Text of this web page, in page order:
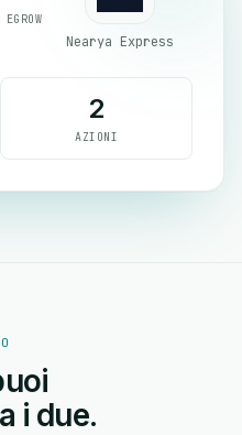
Nearya Express
2
AZIONI
i due.